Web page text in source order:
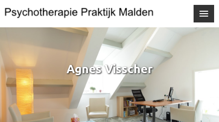
Agnes Visscher